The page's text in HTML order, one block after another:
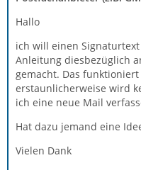
Hallo
ich will einen
Anleitung diesbezüglich
gemacht. Das
erstaunlicherweise wird
ich eine neue Mail
Hat dazu jemand eine
Vielen Dank